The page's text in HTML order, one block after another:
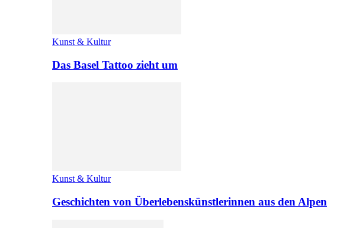
Kunst & Kultur
Das Basel Tattoo zieht um
Kunst & Kultur
Geschichten von Überlebenskünstlerinnen aus den Alpen